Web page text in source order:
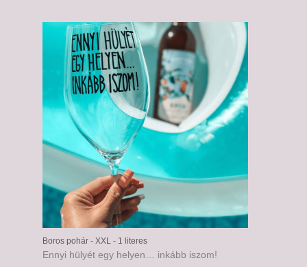
Boros pohár - XXL - 1 literes
Ennyi hülyét egy helyen… inkább iszom!